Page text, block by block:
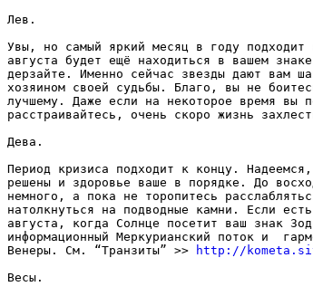
Лев.
Увы, но самый яркий месяц в году
августа будет ещё находиться в вашем
дерзайте. Именно сейчас звезды дают вам
хозяином своей судьбы. Благо, вы не
лучшему. Даже если на некоторое время вы
расстраивайтесь, очень скоро жизнь
Дева.
Период кризиса подходит к концу.
решены и здоровье ваше в порядке. До
немного, а пока не торопитесь
натолкнуться на подводные камни. Если
августа, когда Солнце посетит ваш знак
информационный Меркурианский поток и
Венеры. См. “Транзиты” >>
http://
Весы.